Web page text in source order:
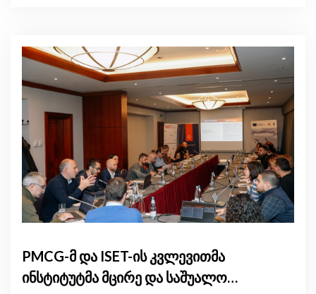
PMCG-მ და ISET-ის კვლევითმა
ინსტიტუტმა მცირე და საშუალო